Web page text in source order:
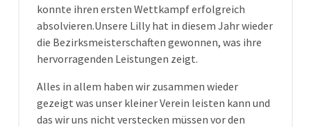
konnte ihren ersten Wettkampf erfolgreich
absolvieren.Unsere Lilly hat in diesem Jahr wieder
die Bezirksmeisterschaften gewonnen, was ihre
hervorragenden Leistungen zeigt.
Alles in allem haben wir zusammen wieder
gezeigt was unser kleiner Verein leisten kann und
das wir uns nicht verstecken müssen vor den